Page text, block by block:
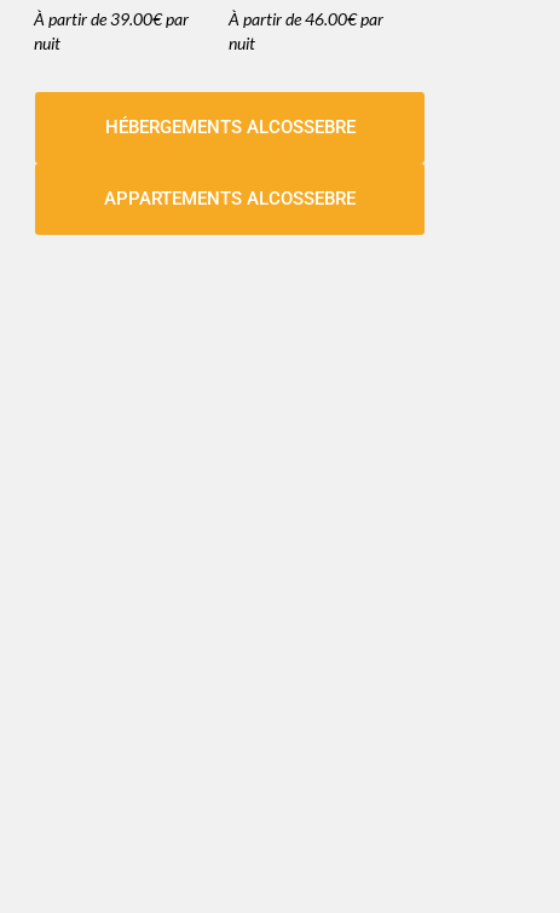
À partir de39.00€par
nuit
À partir de46.00€par
nuit
HÉBERGEMENTS ALCOSSEBRE
APPARTEMENTS ALCOSSEBRE